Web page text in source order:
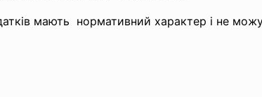
мають нормативний характер і не